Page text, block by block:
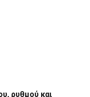
ρυθμού και